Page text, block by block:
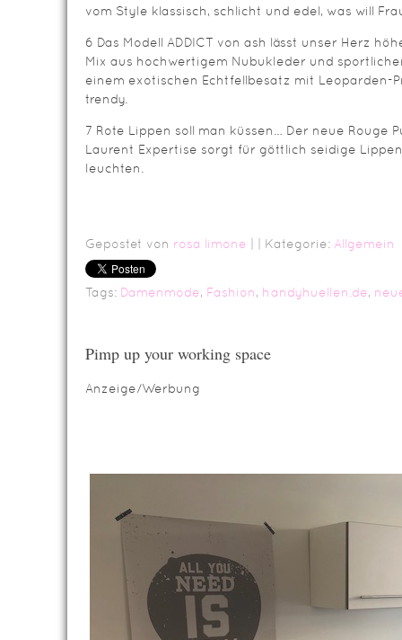
vom Style klassisch, schlicht und edel, was will
6 Das Modell ADDICT von ash lässt unser Herz
Mix aus hochwertigem Nubukleder und
einem exotischen Echtfellbesatz mit Leoparden-
trendy.
7 Rote Lippen soll man küssen… Der neue Rouge
Laurent Expertise sorgt für göttlich seidige
leuchten.
Gepostet von rosa limone | Kategorie: Allgemein
Tags: Damenmode, Fashion, handyhuellen.de,
Pimp up your working space
Anzeige/Werbung